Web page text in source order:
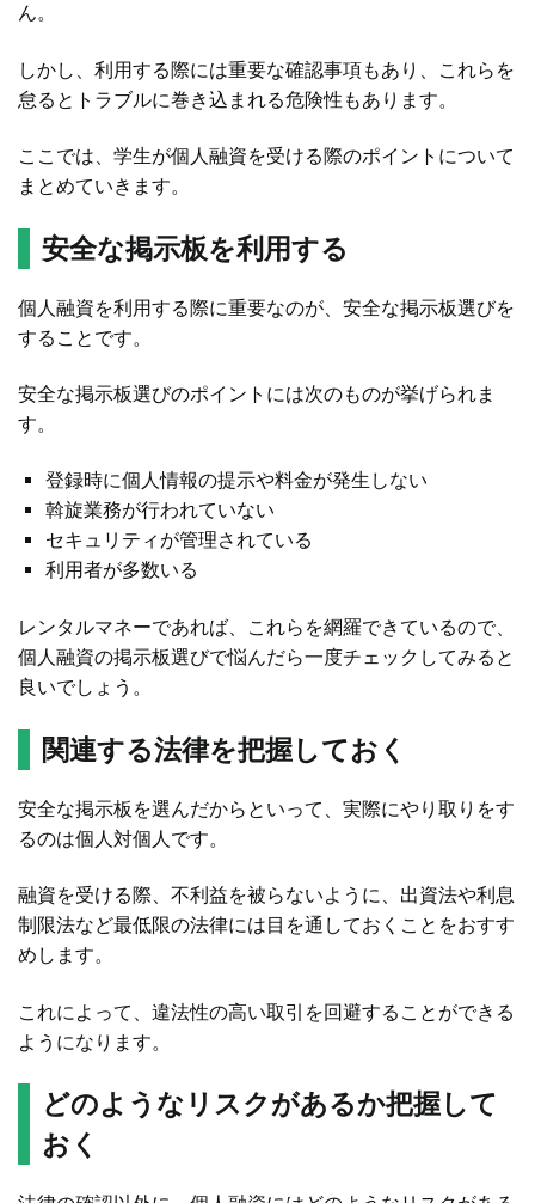
ん。
しかし、利用する際には重要な確認事項もあり、これらを
怠るとトラブルに巻き込まれる危険性もあります。
ここでは、学生が個人融資を受ける際のポイントについて
まとめていきます。
安全な掲示板を利用する
個人融資を利用する際に重要なのが、安全な掲示板選びを
することです。
安全な掲示板選びのポイントには次のものが挙げられま
す。
登録時に個人情報の提示や料金が発生しない
斡旋業務が行われていない
セキュリティが管理されている
利用者が多数いる
レンタルマネーであれば、これらを網羅できているので、
個人融資の掲示板選びで悩んだら一度チェックしてみると
良いでしょう。
関連する法律を把握しておく
安全な掲示板を選んだからといって、実際にやり取りをす
るのは個人対個人です。
融資を受ける際、不利益を被らないように、出資法や利息
制限法など最低限の法律には目を通しておくことをおすす
めします。
これによって、違法性の高い取引を回避することができる
ようになります。
どのようなリスクがあるか把握して
おく